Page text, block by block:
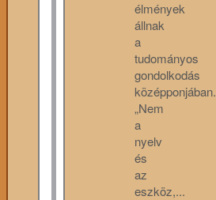
élmények
állnak
a
tudományos
gondolkodás
középponjában.
„Nem
a
nyelv
és
az
eszköz,...